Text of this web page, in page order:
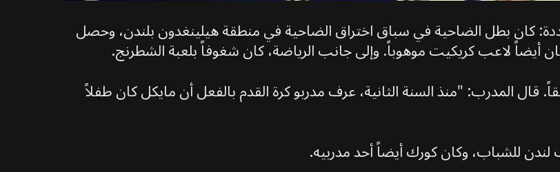
كان بطل الضاحية في سباق اختراق الضاحية في منطقة هيلينغدون بلندن، وحصل
المدرب: "منذ السنة الثانية، عرف مدربو كرة القدم بالفعل أن مايكل كان طفلاً